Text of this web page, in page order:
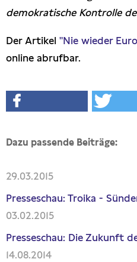
Presse
demokratische Kontrolle
Der Artikel "Nie wieder
online abrufbar.
Dazu passende Beiträge:
29.03.2015
Presseschau: Troika -
03.02.2015
Presseschau: Die Zukunft
14.08.2014